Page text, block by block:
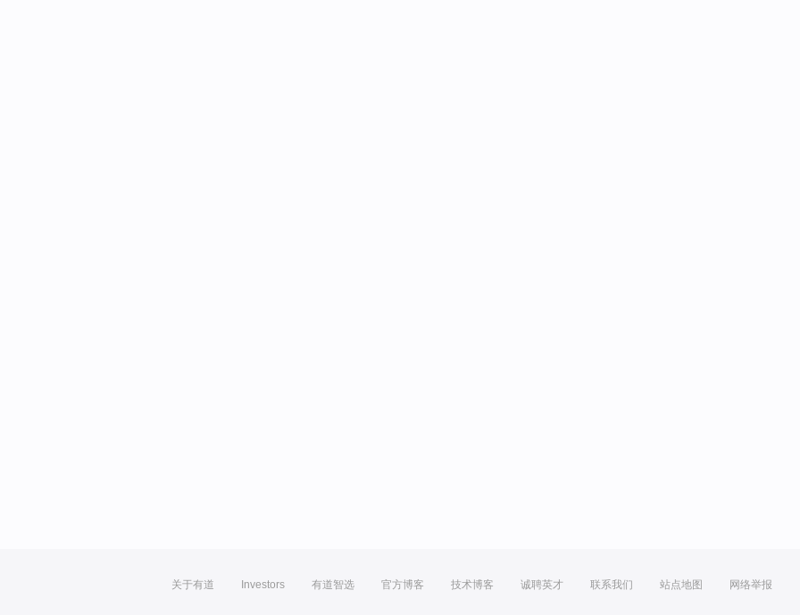
关于有道 Investors 有道智选 官方博客 技术博客 诚聘英才 联系我们 站点地图 网络举报